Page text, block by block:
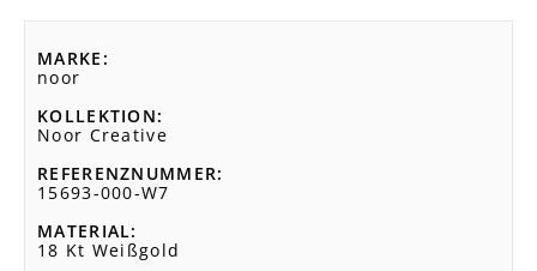
MARKE
noor
KOLLEKTION
Noor Creative
REFERENZNUMMER
15693-000-W7
MATERIAL
18 Kt Weißgold